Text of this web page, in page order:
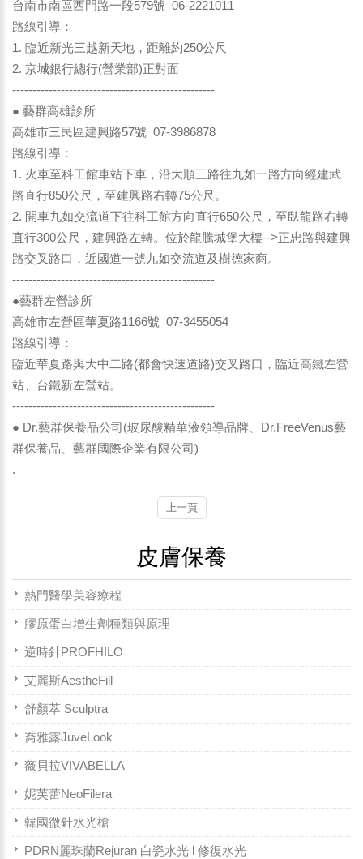
台南市南區西門路一段579號 06-2221011
路線引導：
1. 臨近新光三越新天地，距離約250公尺
2. 京城銀行總行(營業部)正對面
--------------------------------------------------
● 藝群高雄診所
高雄市三民區建興路57號 07-3986878
路線引導：
1. 火車至科工館車站下車，沿大順三路往九如一路方向經建武
路直行850公尺，至建興路右轉75公尺。
2. 開車九如交流道下往科工館方向直行650公尺，至臥龍路右轉
直行300公尺，建興路左轉。位於龍騰城堡大樓-->正忠路與建興
路交叉路口，近國道一號九如交流道及樹德家商。
--------------------------------------------------
●藝群左營診所
高雄市左營區華夏路1166號 07-3455054
路線引導：
臨近華夏路與大中二路(都會快速道路)交叉路口，臨近高鐵左營
站、台鐵新左營站。
--------------------------------------------------
● Dr.藝群保養品公司(玻尿酸精華液領導品牌、Dr.FreeVenus藝
群保養品、藝群國際企業有限公司)
.
上一頁
皮膚保養
熱門醫學美容療程
膠原蛋白增生劑種類與原理
逆時針PROFHILO
艾麗斯AestheFill
舒顏萃 Sculptra
喬雅露JuveLook
薇貝拉VIVABELLA
妮芙蕾NeoFilera
韓國微針水光槍
PDRN麗珠蘭Rejuran 白瓷水光 l 修復水光